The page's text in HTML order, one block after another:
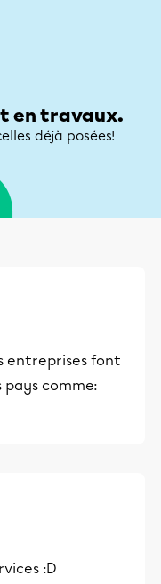
en travaux.
déjà posées!
entreprises font
comme:
:D